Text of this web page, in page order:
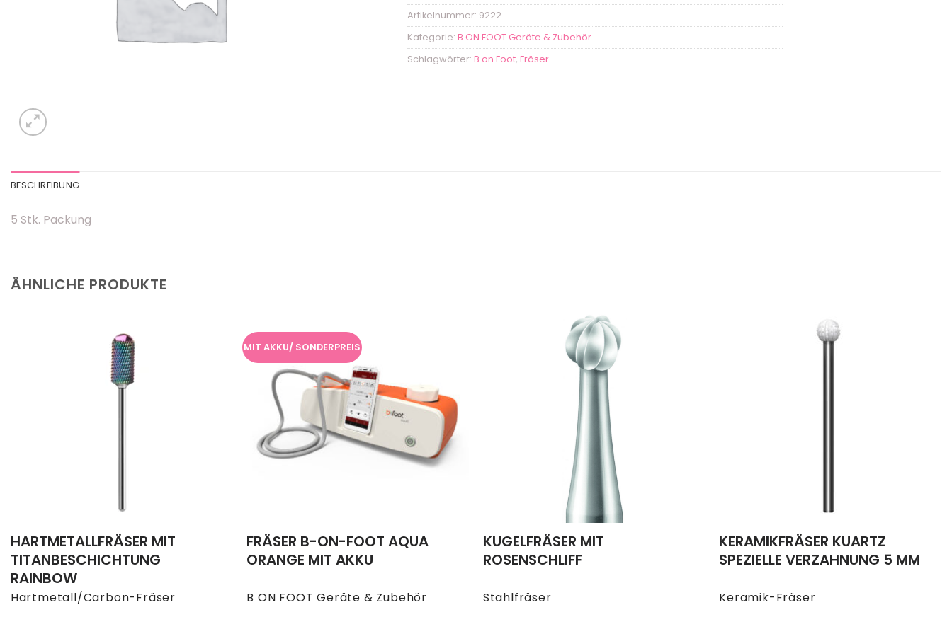
Artikelnummer: 9222
Kategorie: B ON FOOT Geräte & Zubehör
Schlagwörter: B on Foot, Fräser
BESCHREIBUNG
5 Stk. Packung
ÄHNLICHE PRODUKTE
Hartmetall/Carbon-Fräser
HARTMETALLFRÄSER MIT
TITANBESCHICHTUNG
RAINBOW
MIT AKKU/ SONDERPREIS
B ON FOOT Geräte & Zubehör
FRÄSER B-ON-FOOT AQUA
ORANGE MIT AKKU
Stahlfräser
KUGELFRÄSER MIT
ROSENSCHLIFF
Keramik-Fräser
KERAMIKFRÄSER KUARTZ
SPEZIELLE VERZAHNUNG 5 MM